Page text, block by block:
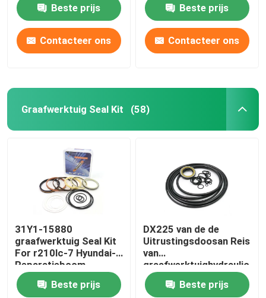
Huis
Producten
Video's
Beste prijs
Contacteer ons
Beste prijs
Contacteer ons
Graafwerktuig Seal Kit (58)
31Y1-15880
graafwerktuig Seal Kit
For r210lc-7 Hyundai-
Reparatieboom
Beste prijs
DX225 van de de
Uitrustingsdoosan Reis
van
graafwerktuighydraulic
pump seal de
Uitrusting van de de
Beste prijs